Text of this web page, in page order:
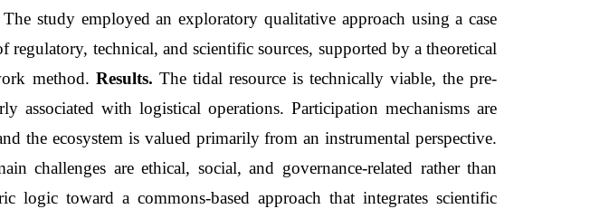
The study employed an exploratory qualitative approach using a case
regulatory, technical, and scientific sources, supported by a theoretical
method. Results. The tidal resource is technically viable, the pre-
with logistical operations. Participation mechanisms are
the ecosystem is valued primarily from an instrumental perspective.
challenges are ethical, social, and governance-related rather than
logic toward a commons-based approach that integrates scientific